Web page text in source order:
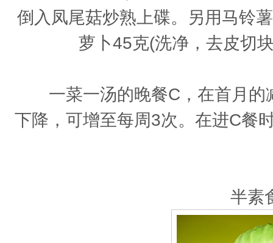
倒入凤尾菇炒熟上碟。另用马铃
萝卜45克(洗净，去皮切
一菜一汤的晚餐C，在首月的
下降，可增至每周3次。在进C餐
半素